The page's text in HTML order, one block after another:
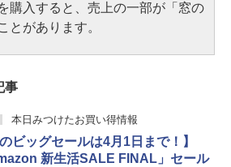
購入すると、売上の一部が「窓の
とがあります。
事
本日みつけたお買い得情報
のビッグセールは4月1日まで！】
新生活SALE FINAL」セール